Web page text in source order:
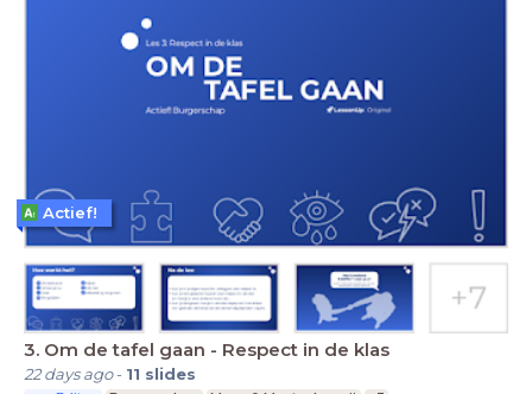
3. Om de tafel gaan - Respect in de klas
22 days ago- 11 slides
Actief!